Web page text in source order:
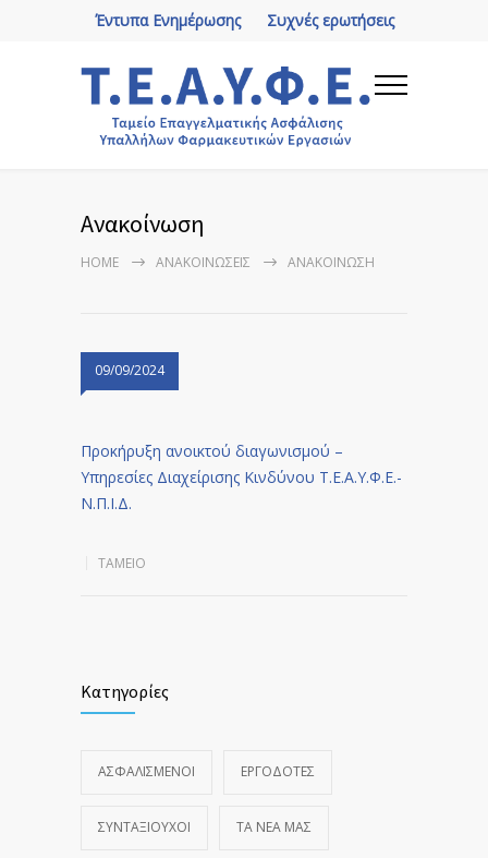
Συχνές ερωτήσεις
Έντυπα Ενημέρωσης
Ανακοίνωση
HOME ΑΝΑΚΟΙΝΏΣΕΙΣ ΑΝΑΚΟΊΝΩΣΗ
09/09/2024
Προκήρυξη ανοικτού διαγωνισμού –
Υπηρεσίες Διαχείρισης Κινδύνου Τ.Ε.Α.Υ.Φ.Ε.-
Ν.Π.Ι.Δ.
ΤΑΜΕΙΟ
Κατηγορίες
ΑΣΦΑΛΙΣΜΕΝΟΙ ΕΡΓΟΔΟΤΕΣ
ΣΥΝΤΑΞΙΟΥΧΟΙ ΤΑ ΝΈΑ ΜΑΣ